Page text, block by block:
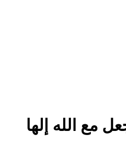
17 إلى قوله تعالى {لا تجعل مع الله إلها